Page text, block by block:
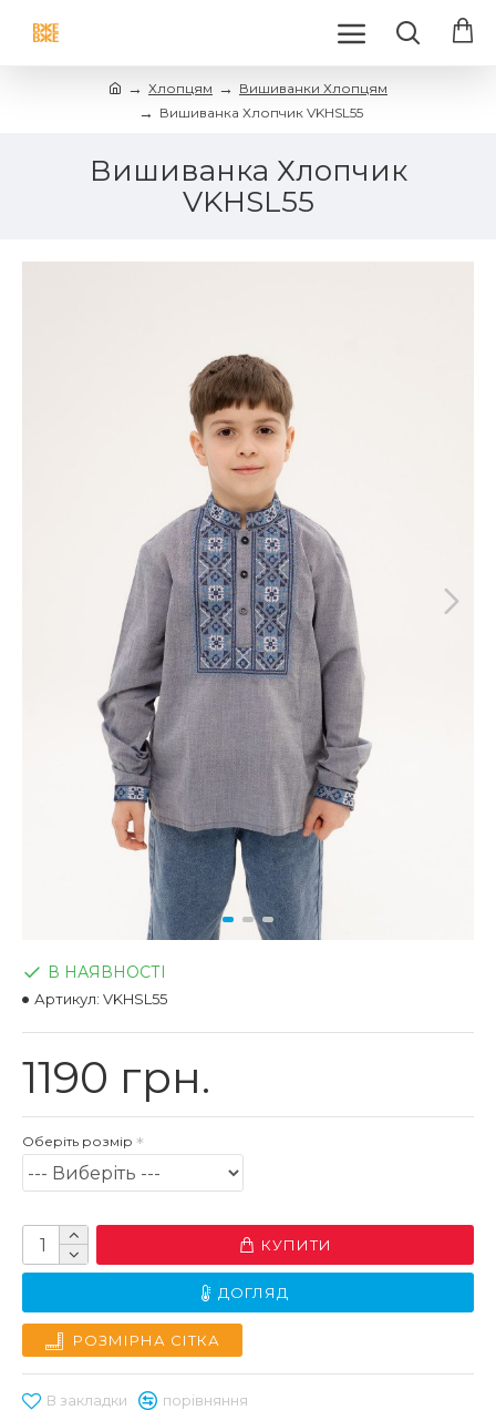
Хлопцям
Вишиванки Хлопцям
Вишиванка Хлопчик VKHSL55
Вишиванка Хлопчик
VKHSL55
1190 грн.
В НАЯВНОСТІ
Артикул: VKHSL55
Оберіть розмір
КУПИТИ
ДОГЛЯД
РОЗМІРНА СІТКА
В закладки порівняння